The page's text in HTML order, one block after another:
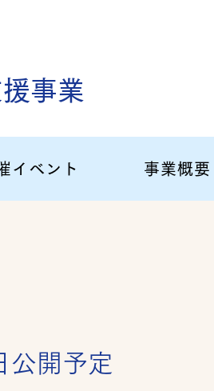
事業
イベント 事業概要
公開予定